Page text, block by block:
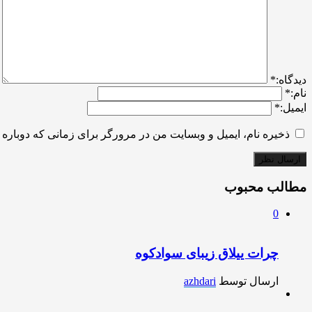
ديدگاه:*
نام:*
ایمیل:*
ذخیره نام، ایمیل و وبسایت من در مرورگر برای زمانی که
مطالب محبوب
0
چرات ییلاق زیبای سوادکوه
ارسال توسط azhdari